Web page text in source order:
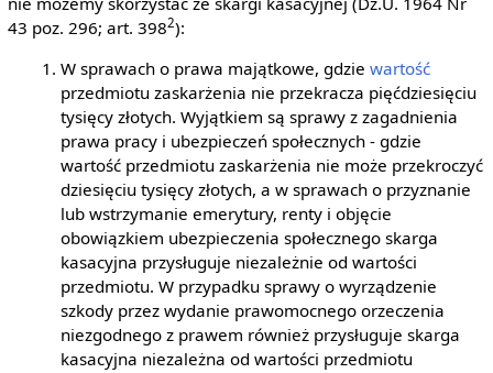
43 poz. 296; art. 3982):
W sprawach o prawa majątkowe, gdziewartość
przedmiotu zaskarżenia nie przekracza pięćdziesięciu
tysięcy złotych. Wyjątkiem są sprawy z zagadnienia
prawa pracy i ubezpieczeń społecznych - gdzie
wartość przedmiotu zaskarżenia nie może przekroczyć
dziesięciu tysięcy złotych, a w sprawach o przyznanie
lub wstrzymanie emerytury, renty i objęcie
obowiązkiem ubezpieczenia społecznego skarga
kasacyjna przysługuje niezależnie od wartości
przedmiotu. W przypadku sprawy o wyrządzenie
szkody przez wydanie prawomocnego orzeczenia
niezgodnego z prawem również przysługuje skarga
kasacyjna niezależna od wartości przedmiotu